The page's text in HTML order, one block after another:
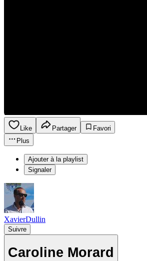
Like Partager
Favori
Plus
Ajouter à la playlist
Signaler
XavierDullin
Suivre
Caroline Morard